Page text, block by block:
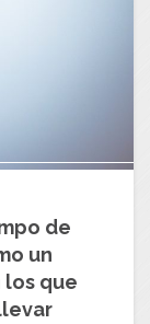
de
un
que